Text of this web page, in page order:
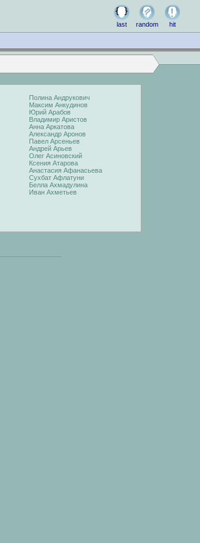
last random hit
Полина Андрукович
Максим Анкудинов
Юрий Арабов
Владимир Аристов
Анна Аркатова
Александр Аронов
Павел Арсеньев
Андрей Арьев
Олег Асиновский
Ксения Атарова
Анастасия Афанасьева
Сухбат Афлатуни
Белла Ахмадулина
Иван Ахметьев